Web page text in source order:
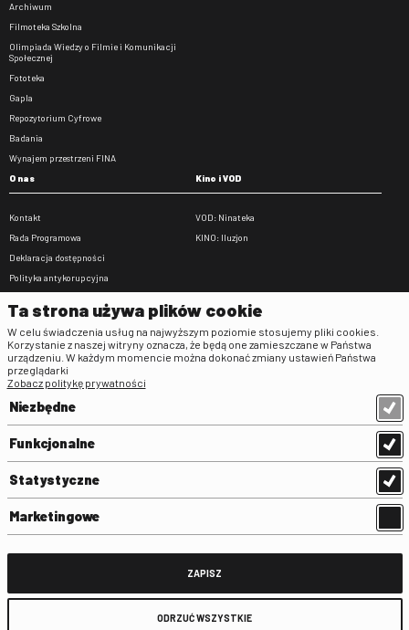
Archiwum
Filmoteka Szkolna
Olimpiada Wiedzy o Filmie i Komunikacji
Społecznej
Fototeka
Gapla
Repozytorium Cyfrowe
Badania
Wynajem przestrzeni FINA
O nas
Kontakt
Rada Programowa
Deklaracja dostępności
Polityka antykorupcyjna
Zamówienia publiczne
Praca w FINA
Kino i VOD
VOD: Ninateka
KINO: Iluzjon
Regulaminy
Klauzula informacyjna RODO
Regulamin użytkowania parkingu
Standardy ochrony małoletnich
Regulamin kina Iluzjon
Ta strona używa plików cookie
W celu świadczenia usług na najwyższym poziomie stosujemy pliki cookies.
Korzystanie z naszej witryny oznacza, że będą one zamieszczane w Państwa
urządzeniu. W każdym momencie można dokonać zmiany ustawień Państwa
przeglądarki
Zobacz politykę prywatności
Niezbędne
Funkcjonalne
Statystyczne
Marketingowe
ZAPISZ
ODRZUĆ WSZYSTKIE